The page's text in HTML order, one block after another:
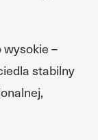
–
stabilny